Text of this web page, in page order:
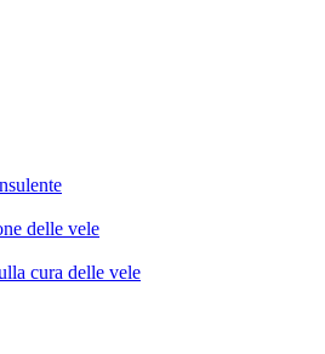
delle vele
cura delle vele